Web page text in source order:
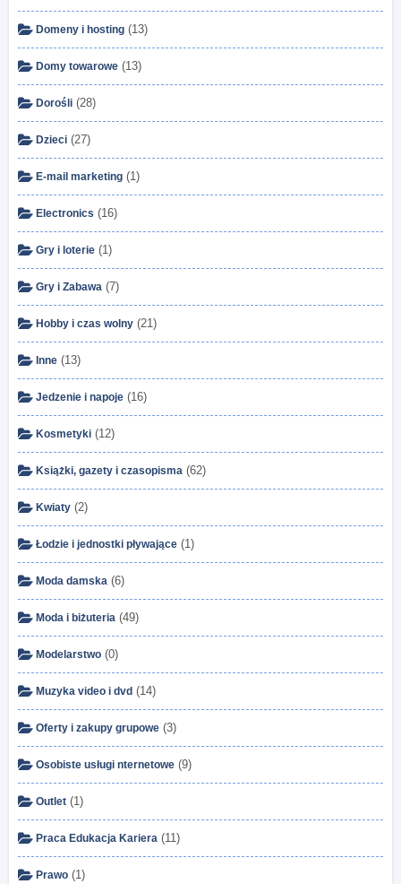
Domeny i hosting (13)
Domy towarowe (13)
Dorośli (28)
Dzieci (27)
E-mail marketing (1)
Electronics (16)
Gry i loterie (1)
Gry i Zabawa (7)
Hobby i czas wolny (21)
Inne (13)
Jedzenie i napoje (16)
Kosmetyki (12)
Książki, gazety i czasopisma (62)
Kwiaty (2)
Łodzie i jednostki pływające (1)
Moda damska (6)
Moda i biżuteria (49)
Modelarstwo (0)
Muzyka video i dvd (14)
Oferty i zakupy grupowe (3)
Osobiste usługi nternetowe (9)
Outlet (1)
Praca Edukacja Kariera (11)
Prawo (1)